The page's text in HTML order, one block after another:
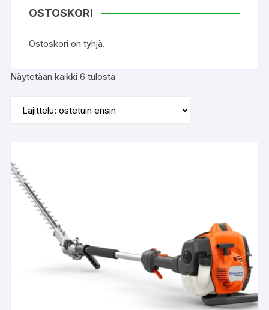
Näytetään kaikki 6 tulosta
OSTOSKORI
Ostoskori on tyhjä.